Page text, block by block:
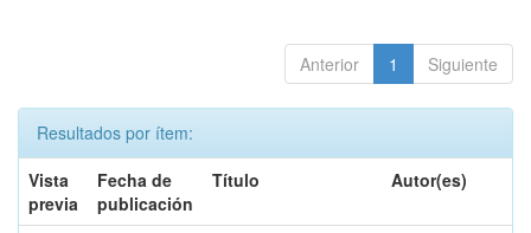
Anterior 1 Siguiente
Resultados por ítem:
Vista
previa
Fecha de
publicación
Título Autor(es)